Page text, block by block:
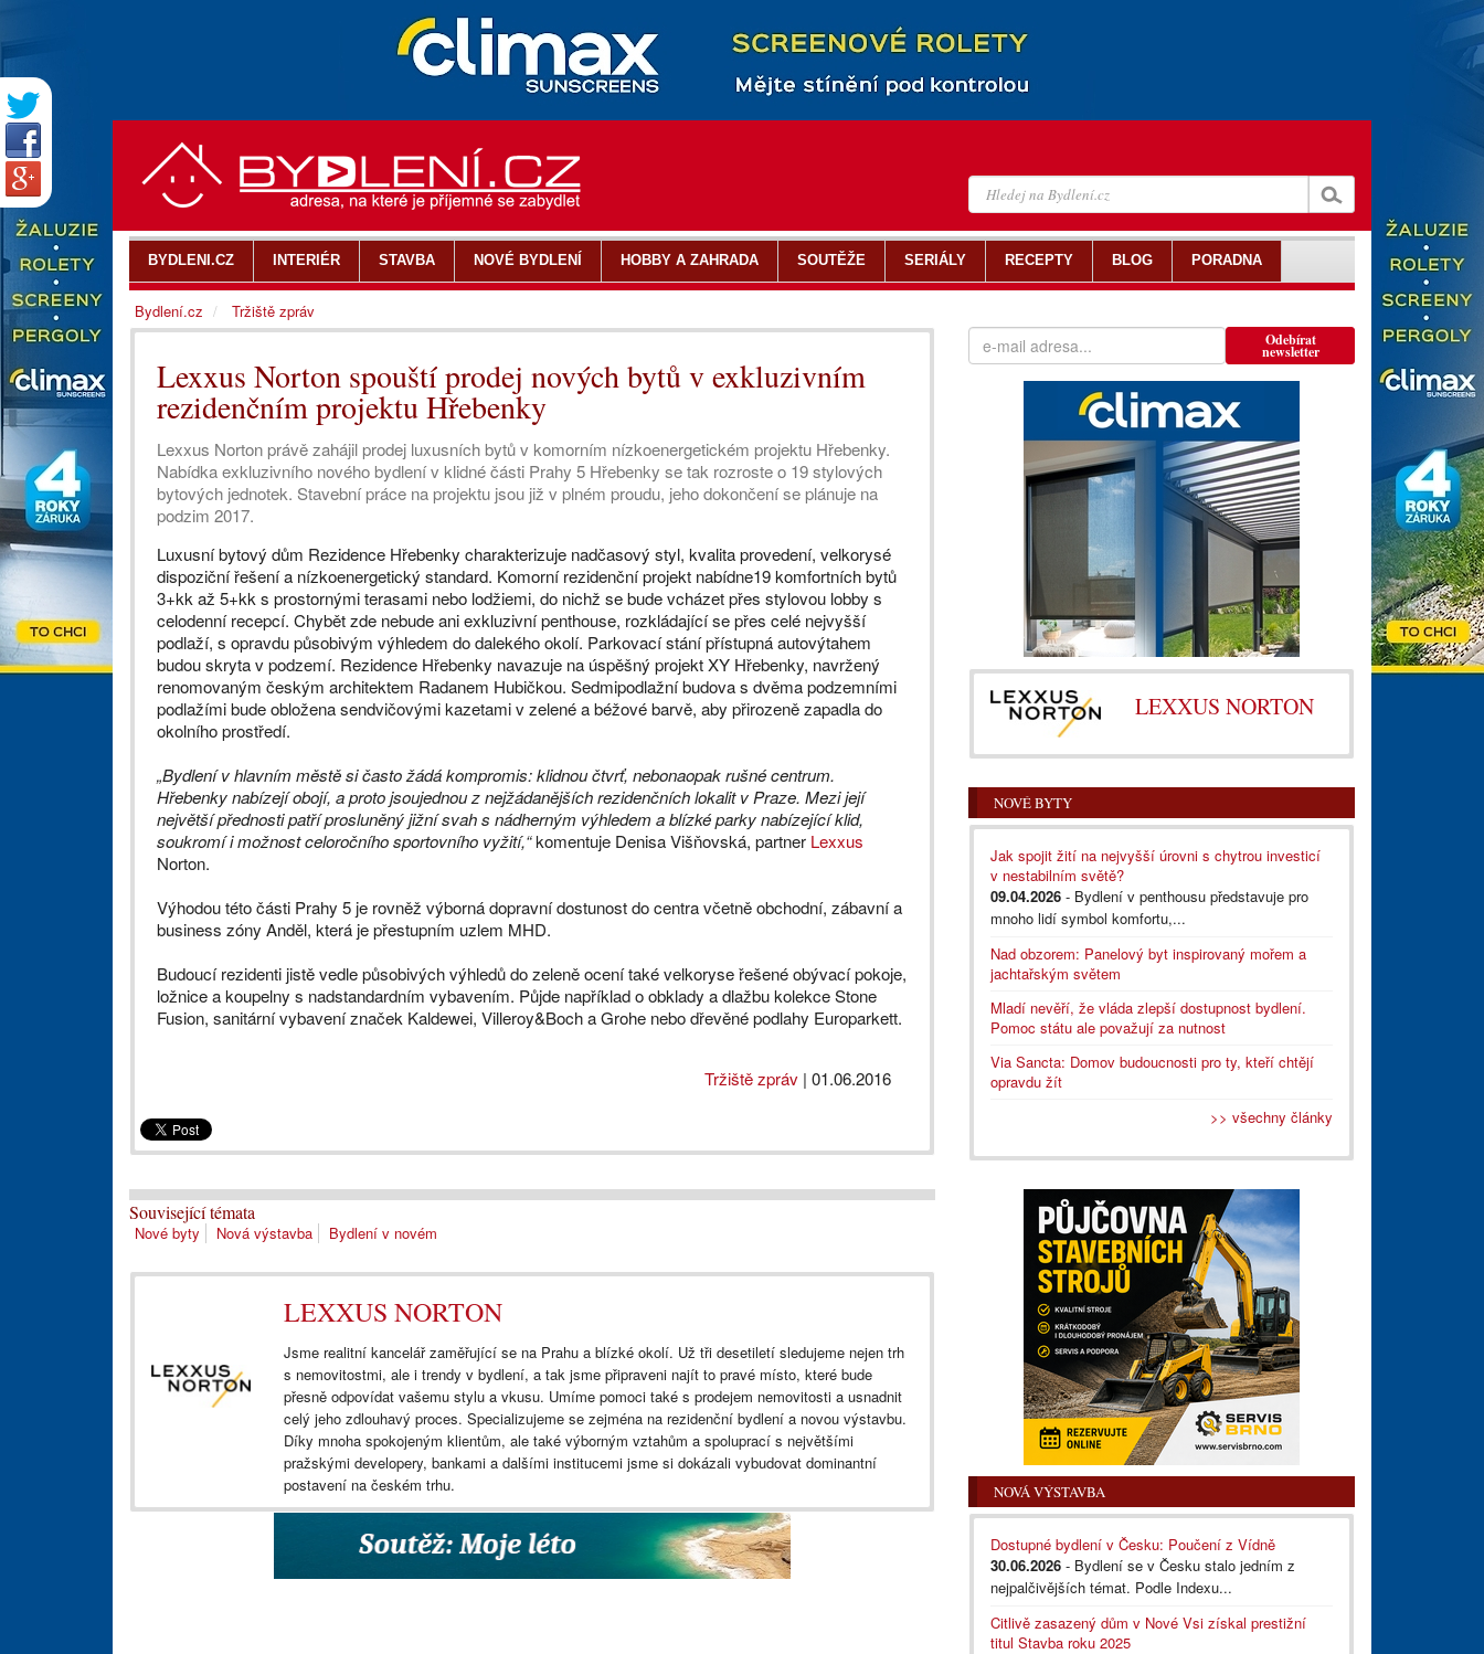
Lexxus Norton spouští prodej nových bytů v exkluzivním
rezidenčním projektu Hřebenky
Lexxus Norton právě zahájil prodej luxusních bytů v komorním nízkoenergetickém projektu Hřebenky.
Nabídka exkluzivního nového bydlení v klidné části Prahy 5 Hřebenky se tak rozroste o 19 stylových
bytových jednotek. Stavební práce na projektu jsou již v plném proudu, jeho dokončení se plánuje na
podzim 2017.
Luxusní bytový dům Rezidence Hřebenky charakterizuje nadčasový styl, kvalita provedení, velkorysé
dispoziční řešení a nízkoenergetický standard. Komorní rezidenční projekt nabídne19 komfortních bytů
3+kk až 5+kk s prostornými terasami nebo lodžiemi, do nichž se bude vcházet přes stylovou lobby s
celodenní recepcí. Chybět zde nebude ani exkluzivní penthouse, rozkládající se přes celé nejvyšší
podlaží, s opravdu působivým výhledem do dalekého okolí. Parkovací stání přístupná autovýtahem
budou skryta v podzemí. Rezidence Hřebenky navazuje na úspěšný projekt XY Hřebenky, navržený
renomovaným českým architektem Radanem Hubičkou. Sedmipodlažní budova s dvěma podzemními
podlažími bude obložena sendvičovými kazetami v zelené a béžové barvě, aby přirozeně zapadla do
okolního prostředí.
„Bydlení v hlavním městě si často žádá kompromis: klidnou čtvrť, nebonaopak rušné centrum.
Hřebenky nabízejí obojí, a proto jsoujednou z nejžádanějších rezidenčních lokalit v Praze. Mezi její
největší přednosti patří prosluněný jižní svah s nádherným výhledem a blízké parky nabízející klid,
soukromí i možnost celoročního sportovního vyžití,“komentuje Denisa Višňovská, partner Lexxus
Norton.
Výhodou této části Prahy 5 je rovněž výborná dopravní dostunost do centra včetně obchodní, zábavní a
business zóny Anděl, která je přestupním uzlem MHD.
Budoucí rezidenti jistě vedle působivých výhledů do zeleně ocení také velkoryse řešené obývací pokoje,
ložnice a koupelny s nadstandardním vybavením. Půjde například o obklady a dlažbu kolekce Stone
Fusion, sanitární vybavení značek Kaldewei, Villeroy&Boch a Grohe nebo dřevěné podlahy Europarkett.
Tržiště zpráv | 01.06.2016
Související témata
Nové byty Nová výstavba Bydlení v novém
LEXXUS NORTON
Jsme realitní kancelář zaměřující se na Prahu a blízké okolí. Už tři desetiletí sledujeme nejen trh
s nemovitostmi, ale i trendy v bydlení, a tak jsme připraveni najít to pravé místo, které bude
přesně odpovídat vašemu stylu a vkusu. Umíme pomoci také s prodejem nemovitosti a usnadnit
celý jeho zdlouhavý proces. Specializujeme se zejména na rezidenční bydlení a novou výstavbu.
Díky mnoha spokojeným klientům, ale také výborným vztahům a spoluprací s největšími
pražskými developery, bankami a dalšími institucemi jsme si dokázali vybudovat dominantní
postavení na českém trhu.
Odebírat
newsletter
LEXXUS NORTON
NOVÉ BYTY
Jak spojit žití na nejvyšší úrovni s chytrou investicí
v nestabilním světě?
09.04.2026 - Bydlení v penthousu představuje pro
mnoho lidí symbol komfortu,...
Nad obzorem: Panelový byt inspirovaný mořem a
jachtařským světem
Mladí nevěří, že vláda zlepší dostupnost bydlení.
Pomoc státu ale považují za nutnost
Via Sancta: Domov budoucnosti pro ty, kteří chtějí
opravdu žít
>> všechny články
NOVÁ VÝSTAVBA
Dostupné bydlení v Česku: Poučení z Vídně
30.06.2026 - Bydlení se v Česku stalo jedním z
nejpalčivějších témat. Podle Indexu...
Citlivě zasazený dům v Nové Vsi získal prestižní
titul Stavba roku 2025
BYDLENI.CZ INTERIÉR STAVBA NOVÉ BYDLENÍ HOBBY A ZAHRADA SOUTĚŽE SERIÁLY RECEPTY BLOG PORADNA
Bydlení.cz Tržiště zpráv